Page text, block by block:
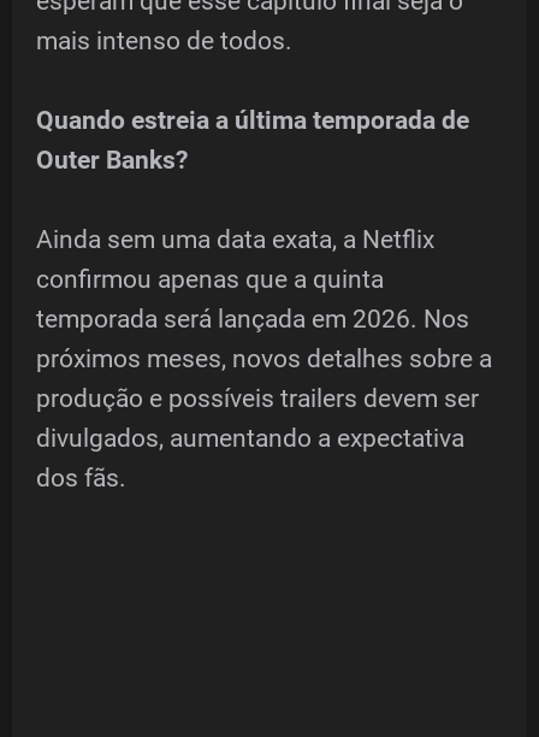
mais intenso de todos.
Quando estreia a última temporada de
Outer Banks?
Ainda sem uma data exata, a Netflix
confirmou apenas que a quinta
temporada será lançada em 2026. Nos
próximos meses, novos detalhes sobre a
produção e possíveis trailers devem ser
divulgados, aumentando a expectativa
dos fãs.